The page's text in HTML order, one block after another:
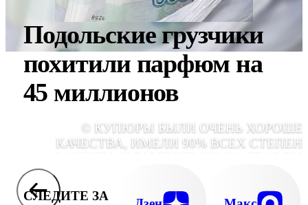
Подольские грузчики
похитили парфюм на
45 миллионов
© КУПЮРЫ БЫЛИ ОЧЕНЬ
КАЧЕСТВА, ИМЕЛИ 90% ВСЕХ
СЛЕДИТЕ ЗА